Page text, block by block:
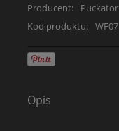
Producent:
Puckator
Kod produktu: WF07
Opis